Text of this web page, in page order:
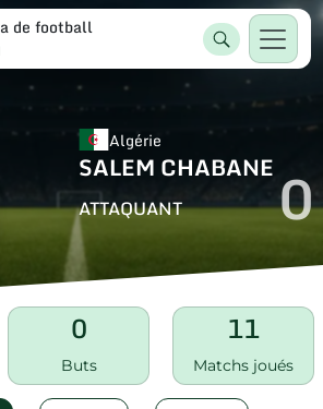
de football
Algérie
SALEM CHABANE
ATTAQUANT 0
0
Buts
11
Matchs joués